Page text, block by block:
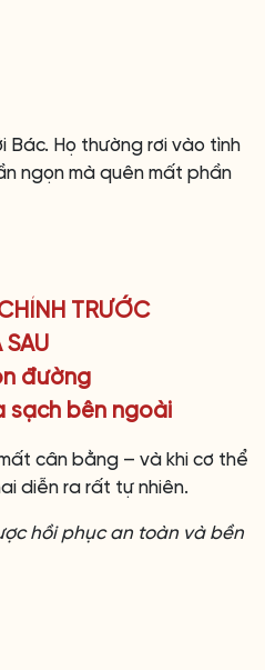
Bác. Họ thường rơi vào tình
ngọn mà quên mất phần
TRƯỚC
đường
sạch bên ngoài
cân bằng – và khi cơ thể
diễn ra rất tự nhiên.
hồi phục an toàn và bền